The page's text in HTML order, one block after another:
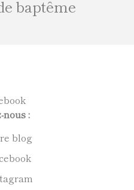
baptême
nous :
blog